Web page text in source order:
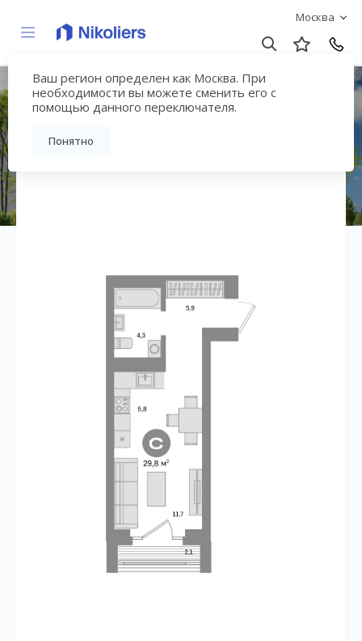
Москва
Ваш регион определен как Москва. При
необходимости вы можете сменить его с
помощью данного переключателя.
Понятно
Квартал «Метроном»
Вернуться на страницу жилого комплекса